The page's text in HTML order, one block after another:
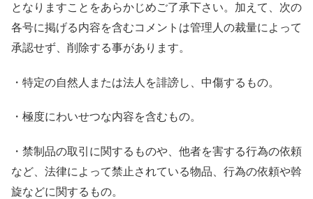
となりますことをあらかじめご了承下さい。加えて、次の
各号に掲げる内容を含むコメントは管理人の裁量によって
承認せず、削除する事があります。
・特定の自然人または法人を誹謗し、中傷するもの。
・極度にわいせつな内容を含むもの。
・禁制品の取引に関するものや、他者を害する行為の依頼
など、法律によって禁止されている物品、行為の依頼や斡
旋などに関するもの。